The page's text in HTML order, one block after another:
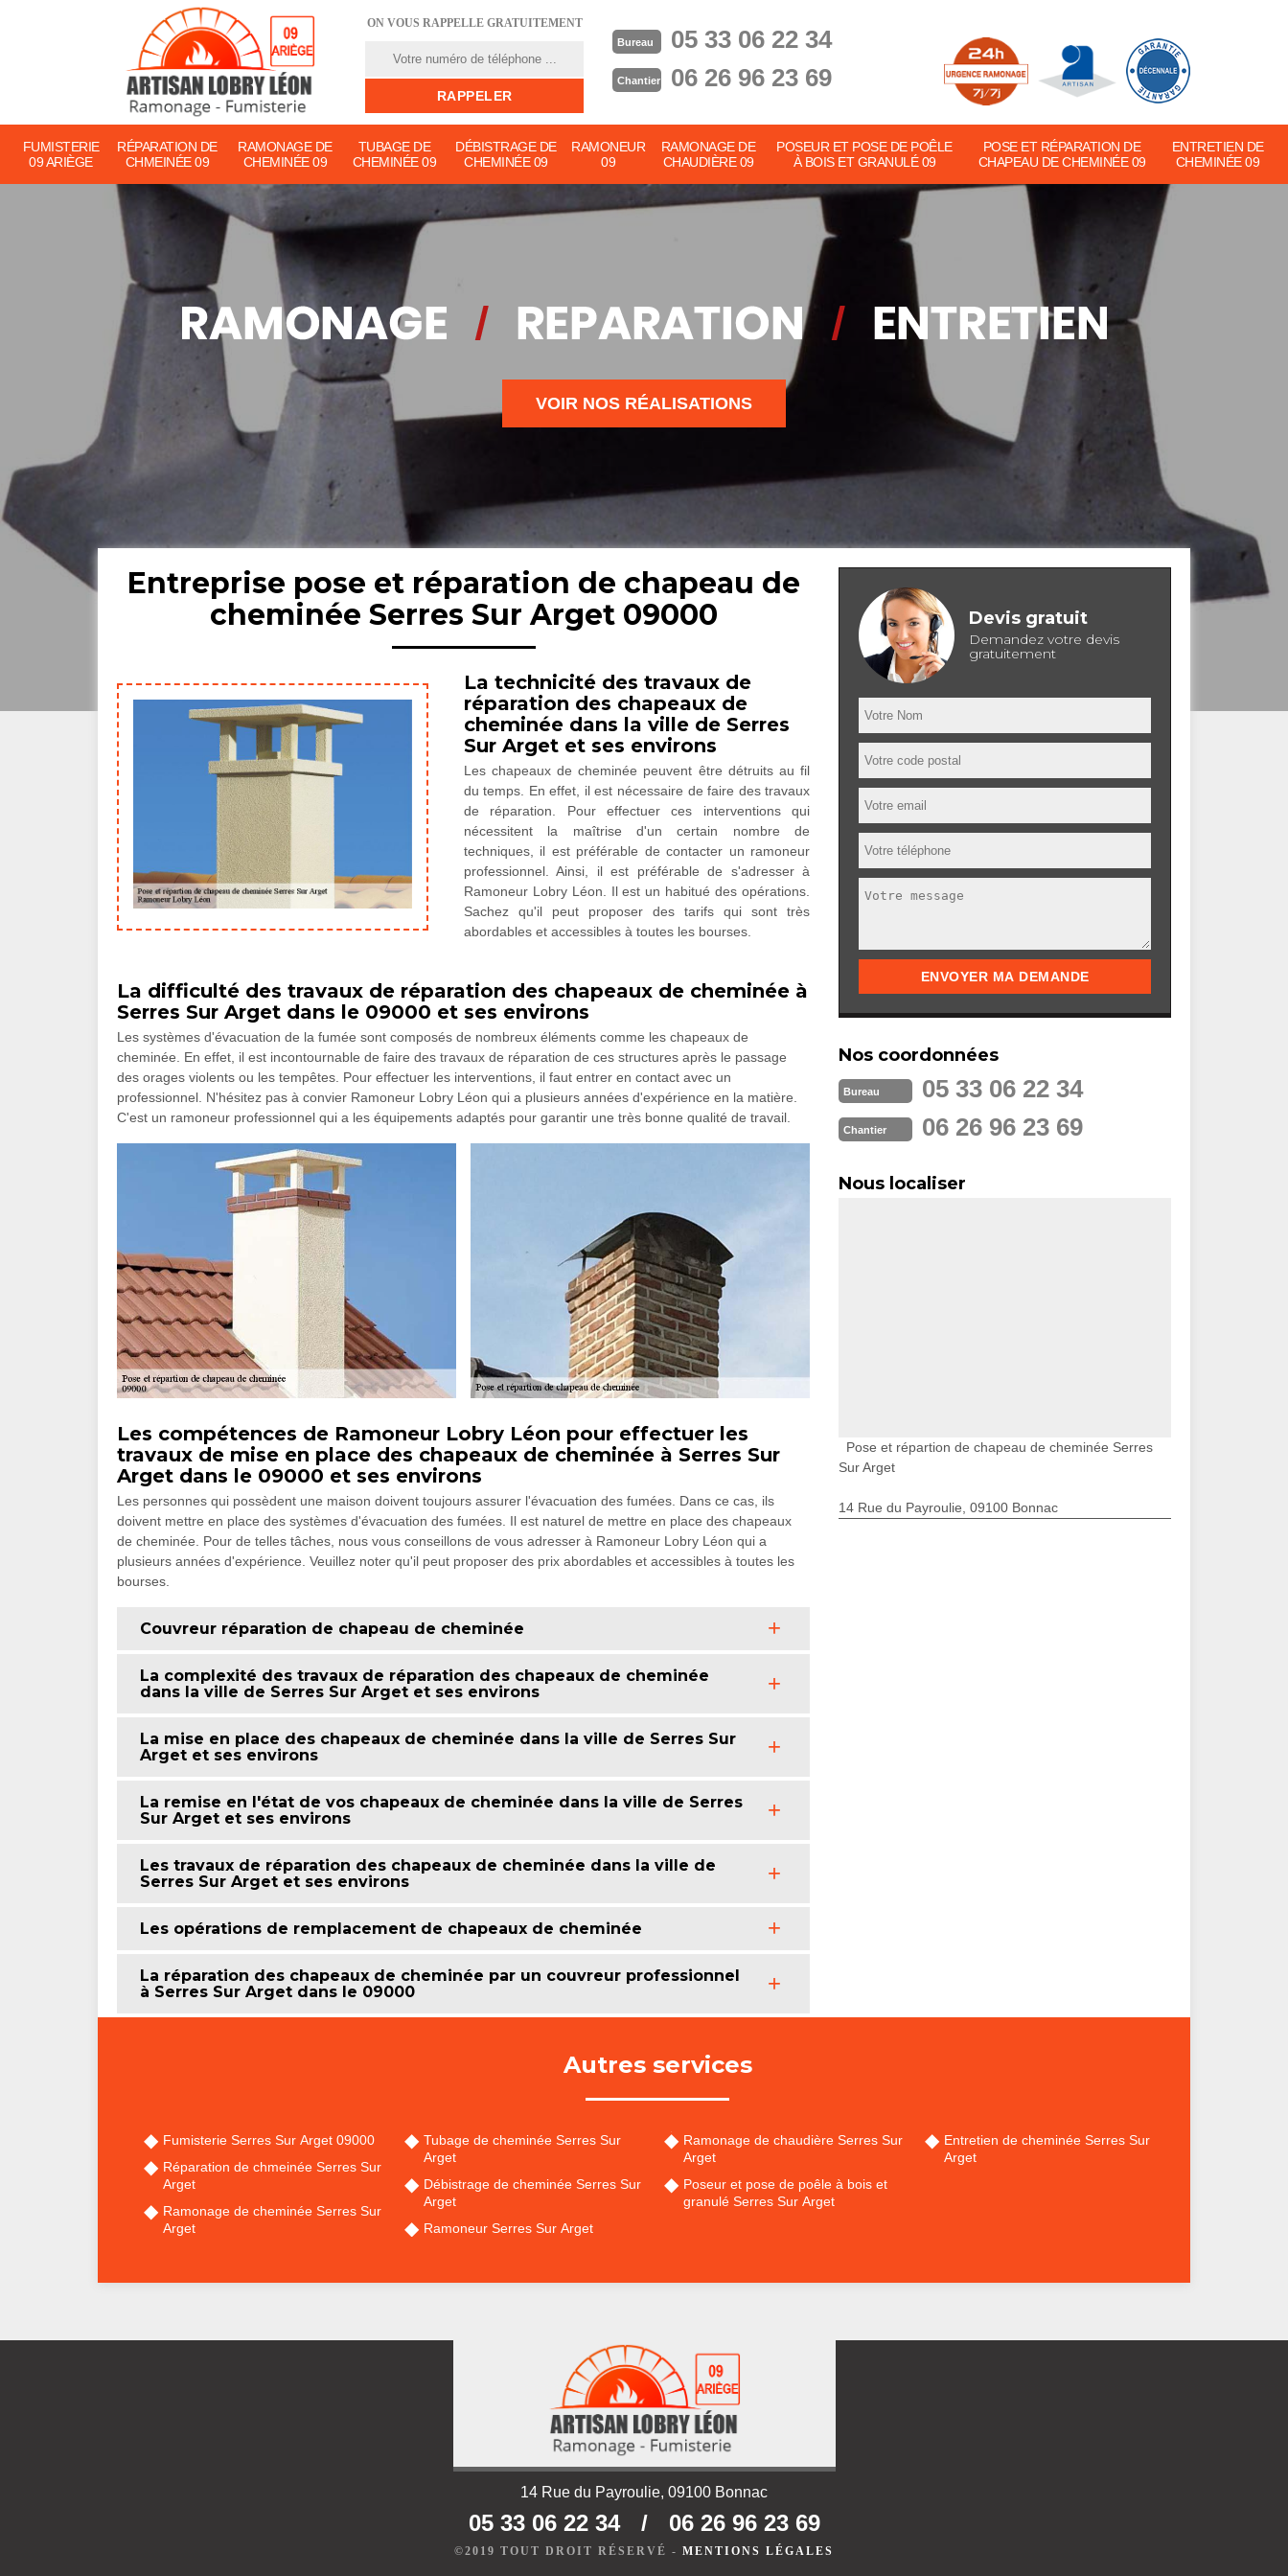
ON VOUS RAPPELLE GRATUITEMENT
Bureau 05 33 06 22 34
Chantier 06 26 96 23 69
FUMISTERIE
09 ARIÈGE
RÉPARATION DE
CHMEINÉE 09
RAMONAGE DE
CHEMINÉE 09
TUBAGE DE
CHEMINÉE 09
DÉBISTRAGE DE
CHEMINÉE 09
RAMONEUR
09
RAMONAGE DE
CHAUDIÈRE 09
POSEUR ET POSE DE POÊLE
À BOIS ET GRANULÉ 09
POSE ET RÉPARATION DE
CHAPEAU DE CHEMINÉE 09
ENTRETIEN DE
CHEMINÉE 09
VOIR NOS RÉALISATIONS
Entreprise pose et réparation de chapeau de
cheminée Serres Sur Arget 09000
La technicité des travaux de
réparation des chapeaux de
cheminée dans la ville de Serres
Sur Arget et ses environs
Les chapeaux de cheminée peuvent être détruits au fil
du temps. En effet, il est nécessaire de faire des travaux
de réparation. Pour effectuer ces interventions qui
nécessitent la maîtrise d'un certain nombre de
techniques, il est préférable de contacter un ramoneur
professionnel. Ainsi, il est préférable de s'adresser à
Ramoneur Lobry Léon. Il est un habitué des opérations.
Sachez qu'il peut proposer des tarifs qui sont très
abordables et accessibles à toutes les bourses.
La difficulté des travaux de réparation des chapeaux de cheminée à
Serres Sur Arget dans le 09000 et ses environs
Les systèmes d'évacuation de la fumée sont composés de nombreux éléments comme les chapeaux de
cheminée. En effet, il est incontournable de faire des travaux de réparation de ces structures après le passage
des orages violents ou les tempêtes. Pour effectuer les interventions, il faut entrer en contact avec un
professionnel. N'hésitez pas à convier Ramoneur Lobry Léon qui a plusieurs années d'expérience en la matière.
C'est un ramoneur professionnel qui a les équipements adaptés pour garantir une très bonne qualité de travail.
Les compétences de Ramoneur Lobry Léon pour effectuer les
travaux de mise en place des chapeaux de cheminée à Serres Sur
Arget dans le 09000 et ses environs
Les personnes qui possèdent une maison doivent toujours assurer l'évacuation des fumées. Dans ce cas, ils
doivent mettre en place des systèmes d'évacuation des fumées. Il est naturel de mettre en place des chapeaux
de cheminée. Pour de telles tâches, nous vous conseillons de vous adresser à Ramoneur Lobry Léon qui a
plusieurs années d'expérience. Veuillez noter qu'il peut proposer des prix abordables et accessibles à toutes les
bourses.
Couvreur réparation de chapeau de cheminée
La complexité des travaux de réparation des chapeaux de cheminée
dans la ville de Serres Sur Arget et ses environs
La mise en place des chapeaux de cheminée dans la ville de Serres Sur
Arget et ses environs
La remise en l'état de vos chapeaux de cheminée dans la ville de Serres
Sur Arget et ses environs
Les travaux de réparation des chapeaux de cheminée dans la ville de
Serres Sur Arget et ses environs
Les opérations de remplacement de chapeaux de cheminée
La réparation des chapeaux de cheminée par un couvreur professionnel
à Serres Sur Arget dans le 09000
Devis gratuit
Demandez votre devis
gratuitement
Nos coordonnées
Bureau 05 33 06 22 34
Chantier 06 26 96 23 69
Nous localiser
Pose et répartion de chapeau de cheminée Serres
Sur Arget
14 Rue du Payroulie, 09100 Bonnac
Autres services
Fumisterie Serres Sur Arget 09000
Réparation de chmeinée Serres Sur
Arget
Ramonage de cheminée Serres Sur
Arget
Tubage de cheminée Serres Sur
Arget
Débistrage de cheminée Serres Sur
Arget
Ramoneur Serres Sur Arget
Ramonage de chaudière Serres Sur
Arget
Poseur et pose de poêle à bois et
granulé Serres Sur Arget
Entretien de cheminée Serres Sur
Arget
14 Rue du Payroulie, 09100 Bonnac
05 33 06 22 34 / 06 26 96 23 69
©2019 TOUT DROIT RÉSERVÉ - MENTIONS LÉGALES